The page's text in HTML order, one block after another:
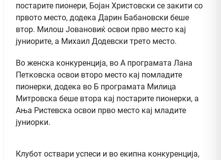
постарите пионери, Бојан Христовски се закити со
првото место, додека Дарин Бабановски беше
втор. Милош Јовановиќ освои прво место кај
јуниорите, а Михаил Додевски трето место.
Во женска конкуренција, во А програмата Лана
Петковска освои второ место кај помладите
пионерки, додека во Б програмата Милица
Митровска беше втора кај постарите пионерки, а
Ања Ристевска освои прво место кај младите
јуниорки.
Клубот оствари успеси и во екипна конкуренција,